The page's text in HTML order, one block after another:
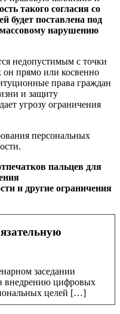
такого согласия со
будет поставлена под
нарушению
недопустимым с точки
он прямо или косвенно
права граждан
и защиту
угрозу ограничения
персональных
пальцев для
и другие ограничения
заседании
внедрению цифровых
целей […]